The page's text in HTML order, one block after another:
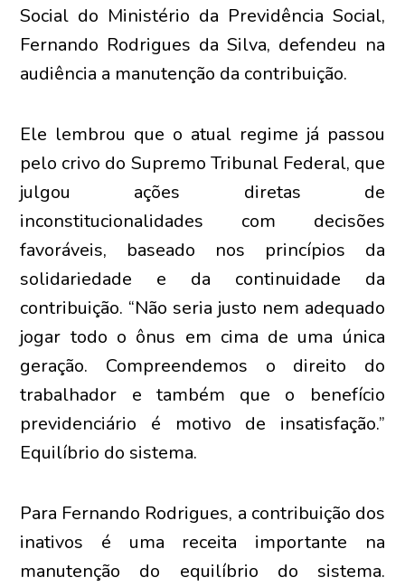
Social do Ministério da Previdência Social,
Fernando Rodrigues da Silva, defendeu na
audiência a manutenção da contribuição.
Ele lembrou que o atual regime já passou
pelo crivo do Supremo Tribunal Federal, que
julgou ações diretas de
inconstitucionalidades com decisões
favoráveis, baseado nos princípios da
solidariedade e da continuidade da
contribuição. “Não seria justo nem adequado
jogar todo o ônus em cima de uma única
geração. Compreendemos o direito do
trabalhador e também que o benefício
previdenciário é motivo de insatisfação.”
Equilíbrio do sistema.
Para Fernando Rodrigues, a contribuição dos
inativos é uma receita importante na
manutenção do equilíbrio do sistema.